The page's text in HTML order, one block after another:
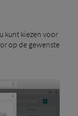
kunt kiezen voor
op de gewenste